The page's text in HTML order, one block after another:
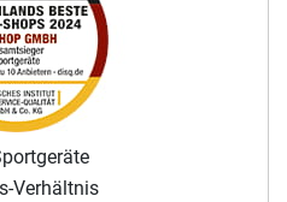
Verhältnis